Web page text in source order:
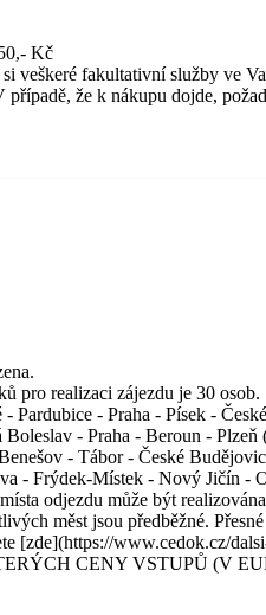
Kč
veškeré fakultativní služby ve
případě, že k nákupu dojde,
pro realizaci zájezdu je 30 osob.
Pardubice - Praha - Písek -
Boleslav - Praha - Beroun - Plzeň
- Tábor - České
- Frýdek-Místek - Nový Jičín -
odjezdu může být
měst jsou předběžné.
[zde](https://www.cedok.cz/
CENY VSTUPŮ (V